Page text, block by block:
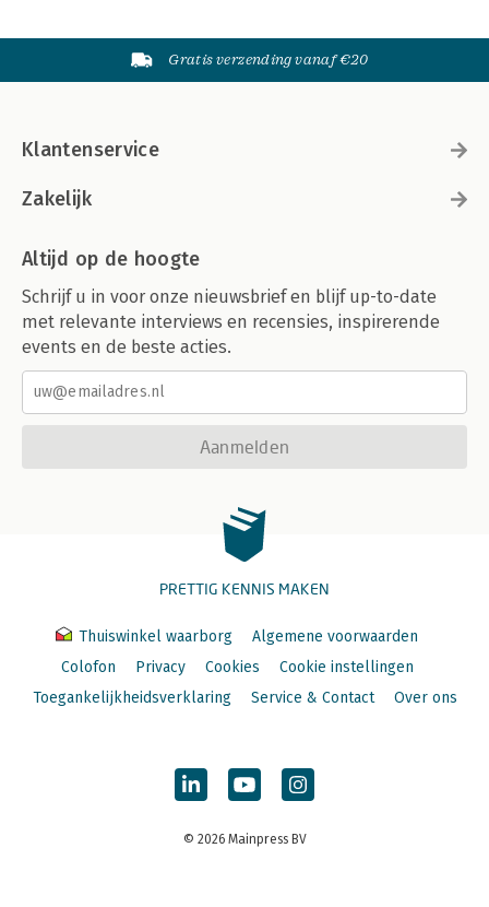
Gratis verzending vanaf €20
Klantenservice
Zakelijk
Altijd op de hoogte
Schrijf u in voor onze nieuwsbrief en blijf up-to-date
met relevante interviews en recensies, inspirerende
events en de beste acties.
Aanmelden
PRETTIG KENNIS MAKEN
Thuiswinkel waarborg
Algemene voorwaarden
Colofon
Privacy Cookies
Cookie instellingen
Toegankelijkheidsverklaring
Service & Contact Over ons
© 2026 Mainpress BV